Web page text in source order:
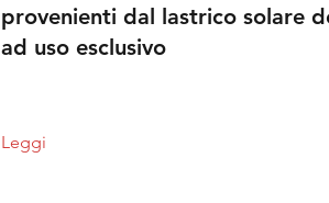
provenienti dal lastrico solare
ad uso esclusivo
Leggi